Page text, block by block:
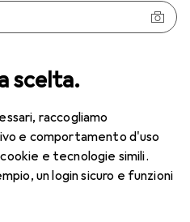
scelta.
raccogliamo
e comportamento d'uso
e tecnologie simili.
un login sicuro e funzioni
HydraGlyde per l'astigmatismo 6
per